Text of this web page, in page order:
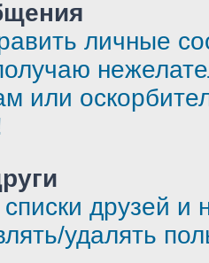
личные
или
друзей и
удалять